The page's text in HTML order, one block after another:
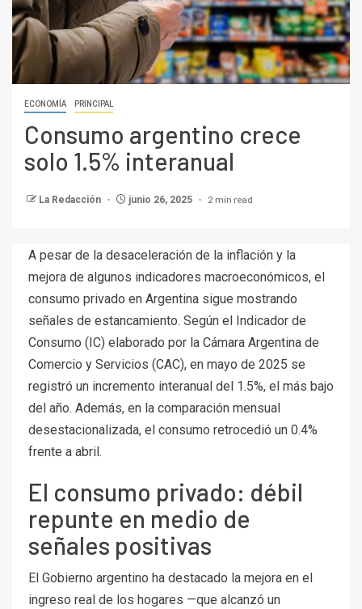
ECONOMÍA PRINCIPAL
Consumo argentino crece
solo 1.5% interanual
La Redacción junio 26, 2025 2 min read
A pesar de la desaceleración de la inflación y la
mejora de algunos indicadores macroeconómicos, el
consumo privado en Argentina sigue mostrando
señales de estancamiento. Según el Indicador de
Consumo (IC) elaborado por la Cámara Argentina de
Comercio y Servicios (CAC), en mayo de 2025 se
registró un incremento interanual del 1.5%, el más bajo
del año. Además, en la comparación mensual
desestacionalizada, el consumo retrocedió un 0.4%
frente a abril.
El consumo privado: débil
repunte en medio de
señales positivas
El Gobierno argentino ha destacado la mejora en el
ingreso real de los hogares —que alcanzó un